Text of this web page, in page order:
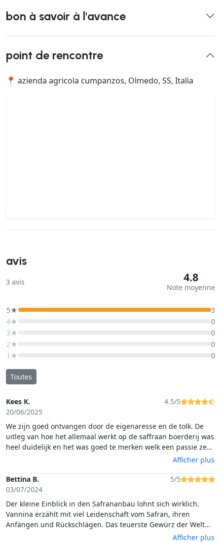
bon à savoir à l'avance
point de rencontre
📍 azienda agricola cumpanzos, Olmedo, SS, Italia
avis
3 avis 4.8
Note moyenne
5★
3
4★
0
3★
0
2★
0
1★
0
Toutes
Kees K.
20/06/2025
4.5/5
We zijn goed ontvangen door de eigenaresse en de tolk. De
uitleg van hoe het allemaal werkt op de saffraan boerderij was
heel duidelijk en het was goed te merken welk een passie ze
heeft om hier mee bezig te zijn. We voelde. Ons heel welkom
proeverij van kaas, worst, brood en wijn. Wil je de bloemen
zien dan moet je hier in november zijn. Maar ook zo is het heel
hoeveel werk het is.
Afficher plus
Bettina B.
03/07/2024
5/5
Der kleine Einblick in den Safrananbau lohnt sich wirklich.
Vannina erzählt mit viel Leidenschaft vom Safran, ihren
Anfängen und Rückschlägen. Das teuerste Gewürz der Welt
weiß man erst richtig zu schätzen, wenn man die vielenAfficher plus